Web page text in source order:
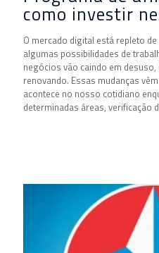
como investir
O mercado digital está repleto
algumas possibilidades de
negócios vão caindo em
renovando. Essas mudanças
acontece no nosso cotidiano
determinadas áreas, verificação